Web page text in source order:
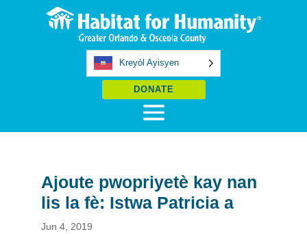
Kreyòl Ayisyen
DONATE
Ajoute pwopriyetè kay nan
lis la fè: Istwa Patricia a
Jun 4, 2019